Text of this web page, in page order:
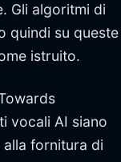
Gli algoritmi di
quindi su queste
istruito.
vocali AI siano
fornitura di